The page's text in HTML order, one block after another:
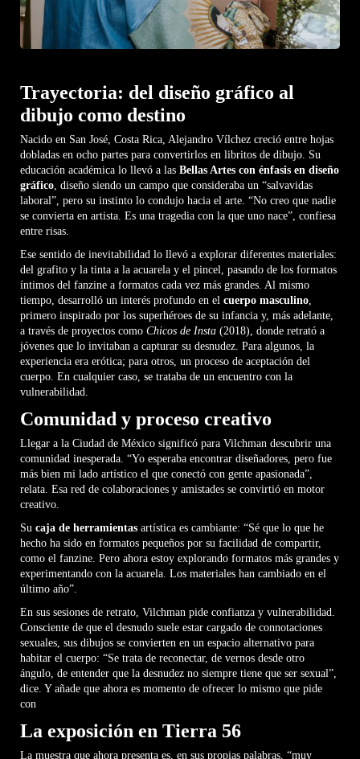
Trayectoria: del diseño gráfico al
dibujo como destino
Nacido en San José, Costa Rica, Alejandro Vílchez creció entre hojas
dobladas en ocho partes para convertirlos en libritos de dibujo. Su
educación académica lo llevó a las Bellas Artes con énfasis en diseño
gráfico, diseño siendo un campo que consideraba un “salvavidas
laboral”, pero su instinto lo condujo hacia el arte. “No creo que nadie
se convierta en artista. Es una tragedia con la que uno nace”, confiesa
entre risas.
Ese sentido de inevitabilidad lo llevó a explorar diferentes materiales:
del grafito y la tinta a la acuarela y el pincel, pasando de los formatos
íntimos del fanzine a formatos cada vez más grandes. Al mismo
tiempo, desarrolló un interés profundo en el cuerpo masculino,
primero inspirado por los superhéroes de su infancia y, más adelante,
a través de proyectos como Chicos de Insta (2018), donde retrató a
jóvenes que lo invitaban a capturar su desnudez. Para algunos, la
experiencia era erótica; para otros, un proceso de aceptación del
cuerpo. En cualquier caso, se trataba de un encuentro con la
vulnerabilidad.
Comunidad y proceso creativo
Llegar a la Ciudad de México significó para Vilchman descubrir una
comunidad inesperada. “Yo esperaba encontrar diseñadores, pero fue
más bien mi lado artístico el que conectó con gente apasionada”,
relata. Esa red de colaboraciones y amistades se convirtió en motor
creativo.
Su caja de herramientas artística es cambiante: “Sé que lo que he
hecho ha sido en formatos pequeños por su facilidad de compartir,
como el fanzine. Pero ahora estoy explorando formatos más grandes y
experimentando con la acuarela. Los materiales han cambiado en el
último año”.
En sus sesiones de retrato, Vilchman pide confianza y vulnerabilidad.
Consciente de que el desnudo suele estar cargado de connotaciones
sexuales, sus dibujos se convierten en un espacio alternativo para
habitar el cuerpo: “Se trata de reconectar, de vernos desde otro
ángulo, de entender que la desnudez no siempre tiene que ser sexual”,
dice. Y añade que ahora es momento de ofrecer lo mismo que pide
con
La exposición en Tierra 56
La muestra que ahora presenta es, en sus propias palabras, “muy